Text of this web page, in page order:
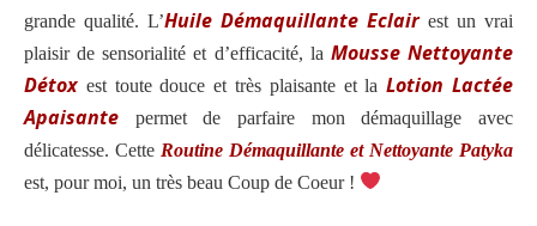
grande qualité. L’Huile Démaquillante Eclairest un vrai
plaisir de sensorialité et d’efficacité, la Mousse Nettoyante
Détox est toute douce et très plaisante et laLotion Lactée
Apaisante permet de parfaire mon démaquillage avec
délicatesse. Cette Routine Démaquillante et Nettoyante Patyka
est, pour moi, un très beau Coup de Coeur !